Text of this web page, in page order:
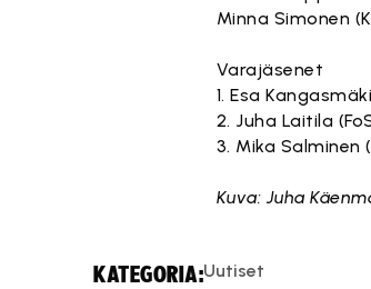
Minna Simonen
Varajäsenet
1. Esa
2. Juha Laitila
3. Mika Salminen
Kuva: Juha
KATEGORIA:Uutiset